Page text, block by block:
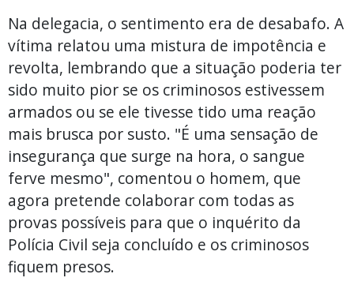
Na delegacia, o sentimento era de desabafo. A
vítima relatou uma mistura de impotência e
revolta, lembrando que a situação poderia ter
sido muito pior se os criminosos estivessem
armados ou se ele tivesse tido uma reação
mais brusca por susto. "É uma sensação de
insegurança que surge na hora, o sangue
ferve mesmo", comentou o homem, que
agora pretende colaborar com todas as
provas possíveis para que o inquérito da
Polícia Civil seja concluído e os criminosos
fiquem presos.